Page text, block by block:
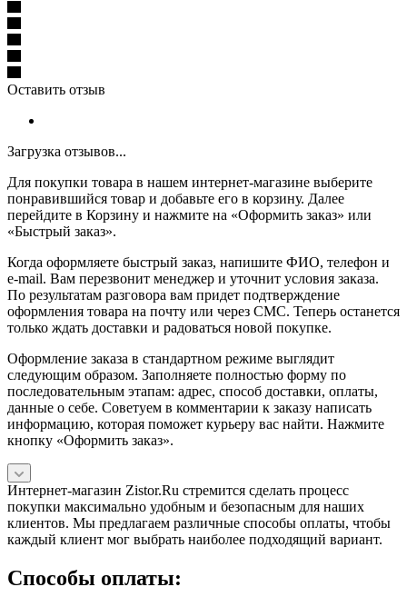
Оставить отзыв
Загрузка отзывов...
Для покупки товара в нашем интернет-магазине выберите
понравившийся товар и добавьте его в корзину. Далее
перейдите в Корзину и нажмите на «Оформить заказ» или
«Быстрый заказ».
Когда оформляете быстрый заказ, напишите ФИО, телефон и
e-mail. Вам перезвонит менеджер и уточнит условия заказа.
По результатам разговора вам придет подтверждение
оформления товара на почту или через СМС. Теперь останется
только ждать доставки и радоваться новой покупке.
Оформление заказа в стандартном режиме выглядит
следующим образом. Заполняете полностью форму по
последовательным этапам: адрес, способ доставки, оплаты,
данные о себе. Советуем в комментарии к заказу написать
информацию, которая поможет курьеру вас найти. Нажмите
кнопку «Оформить заказ».
Интернет-магазин Zistor.Ru стремится сделать процесс
покупки максимально удобным и безопасным для наших
клиентов. Мы предлагаем различные способы оплаты, чтобы
каждый клиент мог выбрать наиболее подходящий вариант.
Способы оплаты: